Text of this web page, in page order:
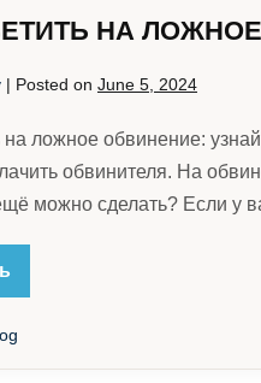
НА
| Posted on June 5, 2024
на ложное обвинение:
обвинителя. На
можно сделать? Если у
ОБВИНЕНИЕ